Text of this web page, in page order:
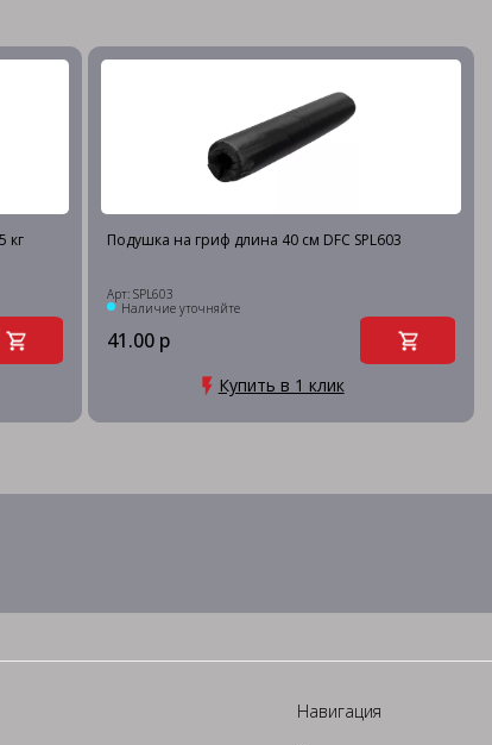
кг Подушка на гриф длина 40 см DFC SPL603
Арт: SPL603
Наличие уточняйте
41.00 р
Купить в 1 клик
Навигация